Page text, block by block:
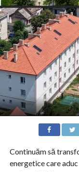
Continuăm să
energetice care